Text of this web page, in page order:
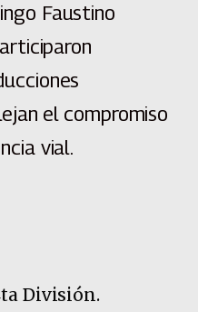
Faustino
el compromiso
vial.
División.